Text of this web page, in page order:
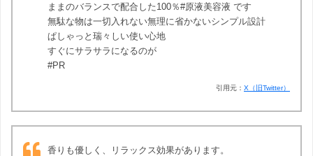
ままのバランスで配合した100％#原液美容液 です
無駄な物は一切入れない無理に省かないシンプル設計
ぱしゃっと瑞々しい使い心地
すぐにサラサラになるのが
#PR
引用元： X（旧Twitter）
香りも優しく、リラックス効果があります。